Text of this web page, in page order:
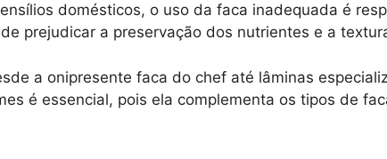
domésticos, o uso da faca inadequada é
prejudicar a preservação dos nutrientes e a
a onipresente faca do chef até lâminas
é essencial, pois ela complementa os tipos de